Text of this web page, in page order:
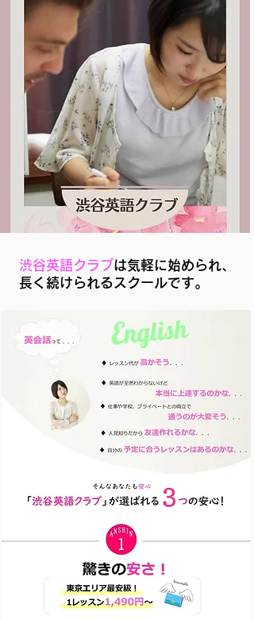
渋谷英語クラブは気軽に始められ、
​長く続けられるスクールです。